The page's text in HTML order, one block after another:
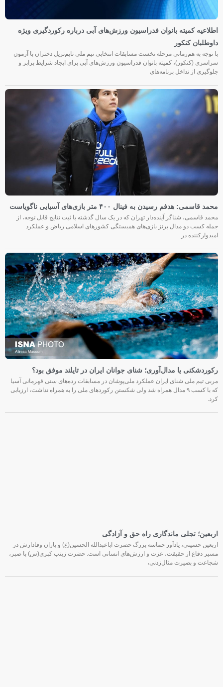
اطلاعیه کمیته بانوان فدراسیون ورزش‌های آبی درباره رکوردگیری ویژه
داوطلبان کنکور
با توجه به هم‌زمانی مرحله نخست مسابقات انتخابی تیم ملی تایم‌تریل دختران با آزمون
سراسری (کنکور)، کمیته بانوان فدراسیون ورزش‌های آبی برای ایجاد شرایط برابر و
جلوگیری از تداخل برنامه‌های
محمد قاسمی: هدفم رسیدن به فینال ۴۰۰ متر بازی‌های آسیایی ناگویاست
محمد قاسمی، شناگر آینده‌دار تهران که در یک سال گذشته با ثبت نتایج قابل توجه، از
جمله کسب دو مدال برنز بازی‌های همبستگی کشورهای اسلامی ریاض و عملکرد
امیدوارکننده در
رکوردشکنی یا مدال‌آوری؛ شنای جوانان ایران در تایلند موفق بود؟
مربی تیم ملی شنای ایران عملکرد ملی‌پوشان در مسابقات رده‌های سنی قهرمانی آسیا
که با کسب ۹ مدال همراه شد ولی شکستن رکوردهای ملی را به همراه نداشت، ارزیابی
کرد.
اربعین؛ تجلی ماندگاری راه حق و آزادگی
اربعین حسینی، یادآور حماسه بزرگ حضرت اباعبدالله الحسین(ع) و یاران وفادارش در
مسیر دفاع از حقیقت، عزت و ارزش‌های انسانی است. حضرت زینب کبری(س) با صبر،
شجاعت و بصیرت مثال‌زدنی،